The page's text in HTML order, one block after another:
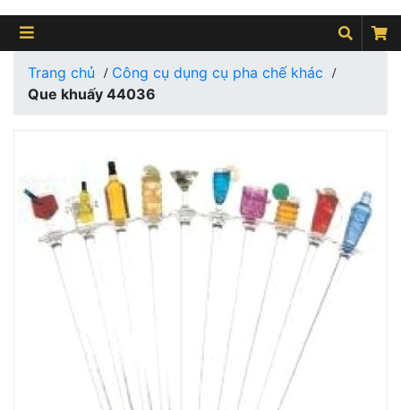
Trang chủ / Công cụ dụng cụ pha chế khác /
Que khuấy 44036